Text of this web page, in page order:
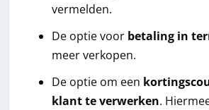
vermelden.
De optie voor betaling in
meer verkopen.
De optie om een
klant te verwerken.